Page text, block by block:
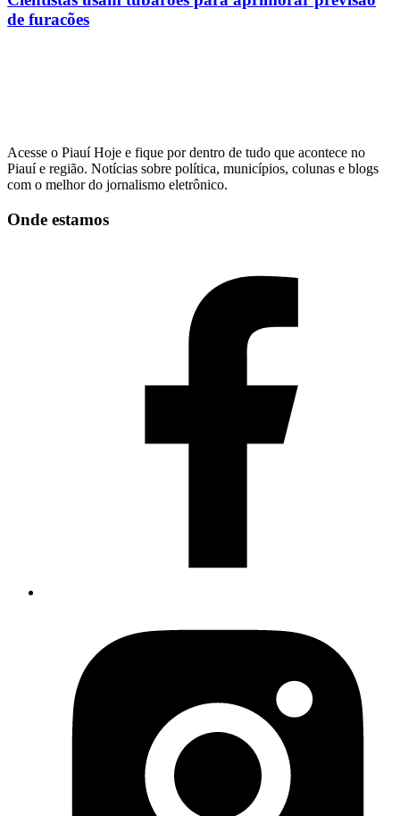
de furacões
Acesse o Piauí Hoje e fique por dentro de tudo que acontece no
Piauí e região. Notícias sobre política, municípios, colunas e blogs
com o melhor do jornalismo eletrônico.
Onde estamos